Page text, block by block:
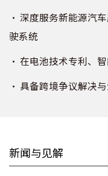
• 深度服务新能源汽
驶系统
• 在电池技术专利、
• 具备跨境争议解决
新闻与见解